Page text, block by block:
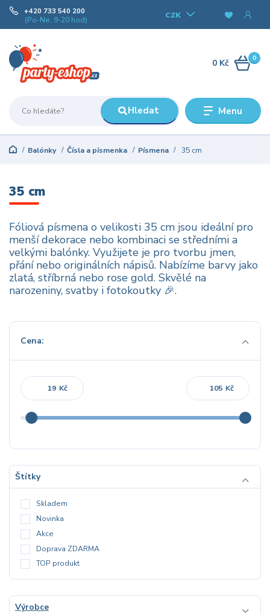
Menu
CZK
Hledat
+420 733 540 200
(Po-Ne, 9-20 hod)
0
0 Kč
Balónky Čísla a písmenka Písmena 35 cm
35 cm
Fóliová písmena o velikosti 35 cm jsou ideální pro
menší dekorace nebo kombinaci se středními a
velkými balónky. Využijete je pro tvorbu jmen,
přání nebo originálních nápisů. Nabízíme barvy jako
zlatá, stříbrná nebo rose gold. Skvělé na
narozeniny, svatby i fotokoutky 🎉.
Cena:
Kč Kč
Štítky
Skladem
Novinka
Akce
Doprava ZDARMA
TOP produkt
Výrobce